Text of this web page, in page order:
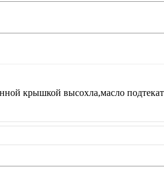
крышкой высохла,масло